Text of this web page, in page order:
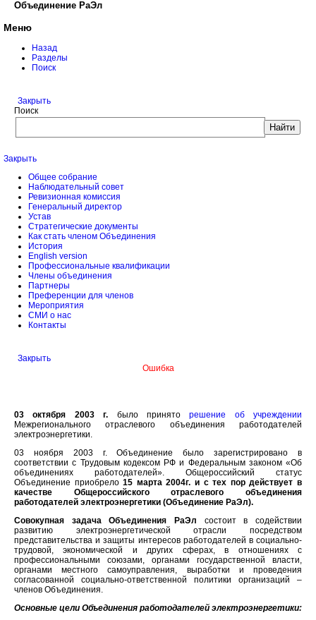
Объединение РаЭл
Меню
Назад
Разделы
Поиск
Закрыть
Поиск
Закрыть
Общее собрание
Наблюдательный совет
Ревизионная комиссия
Генеральный директор
Устав
Стратегические документы
Как стать членом Объединения
История
English version
Профессиональные квалификации
Члены объединения
Партнеры
Преференции для членов
Мероприятия
СМИ о нас
Контакты
Закрыть
Ошибка
03 октября 2003 г. было приняторешение об учреждении
Межрегионального отраслевого объединения работодателей
электроэнергетики.
03 ноября 2003 г. Объединение было зарегистрировано в
соответствии с Трудовым кодексом РФ и Федеральным законом «Об
объединениях работодателей». Общероссийский статус
Объединение приобрело15 марта 2004г. и с тех пор действует в
качестве Общероссийского отраслевого объединения
работодателей электроэнергетики (Объединение РаЭл).
Совокупная задача Объединения РаЭл состоит в содействии
развитию электроэнергетической отрасли посредством
представительства и защиты интересов работодателей в социально-
трудовой, экономической и других сферах, в отношениях с
профессиональными союзами, органами государственной власти,
органами местного самоуправления, выработки и проведения
согласованной социально-ответственной политики организаций –
членов Объединения.
Основные цели Объединения работодателей электроэнергетики: